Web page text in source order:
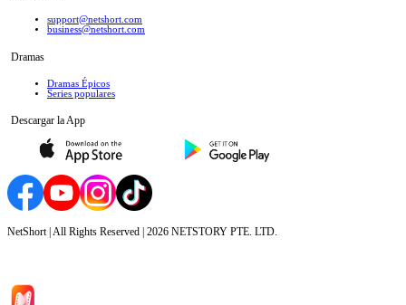
support@netshort.com
business@netshort.com
Dramas
Dramas Épicos
Series populares
Descargar la App
NetShort | All Rights Reserved | 2026 NETSTORY PTE. LTD.